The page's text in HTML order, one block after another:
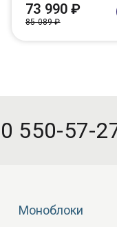
73 990 ₽
85 089 ₽
550-57-
Моноблоки